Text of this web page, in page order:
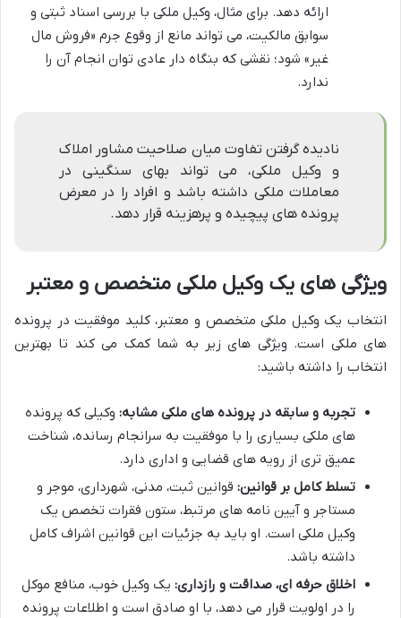
ارائه دهد. برای مثال، وکیل ملکی با بررسی اسناد ثبتی و
سوابق مالکیت، می تواند مانع از وقوع جرم «فروش مال
غیر» شود؛ نقشی که بنگاه دار عادی توان انجام آن را
ندارد.
نادیده گرفتن تفاوت میان صلاحیت مشاور املاک
و وکیل ملکی، می تواند بهای سنگینی در
معاملات ملکی داشته باشد و افراد را در معرض
پرونده های پیچیده و پرهزینه قرار دهد.
ویژگی های یک وکیل ملکی متخصص و معتبر
انتخاب یک وکیل ملکی متخصص و معتبر، کلید موفقیت در پرونده
های ملکی است. ویژگی های زیر به شما کمک می کند تا بهترین
انتخاب را داشته باشید:
تجربه و سابقه در پرونده های ملکی مشابه: وکیلی که پرونده
های ملکی بسیاری را با موفقیت به سرانجام رسانده، شناخت
عمیق تری از رویه های قضایی و اداری دارد.
تسلط کامل بر قوانین: قوانین ثبت، مدنی، شهرداری، موجر و
مستاجر و آیین نامه های مرتبط، ستون فقرات تخصص یک
وکیل ملکی است. او باید به جزئیات این قوانین اشراف کامل
داشته باشد.
اخلاق حرفه ای، صداقت و رازداری: یک وکیل خوب، منافع موکل
را در اولویت قرار می دهد، با او صادق است و اطلاعات پرونده